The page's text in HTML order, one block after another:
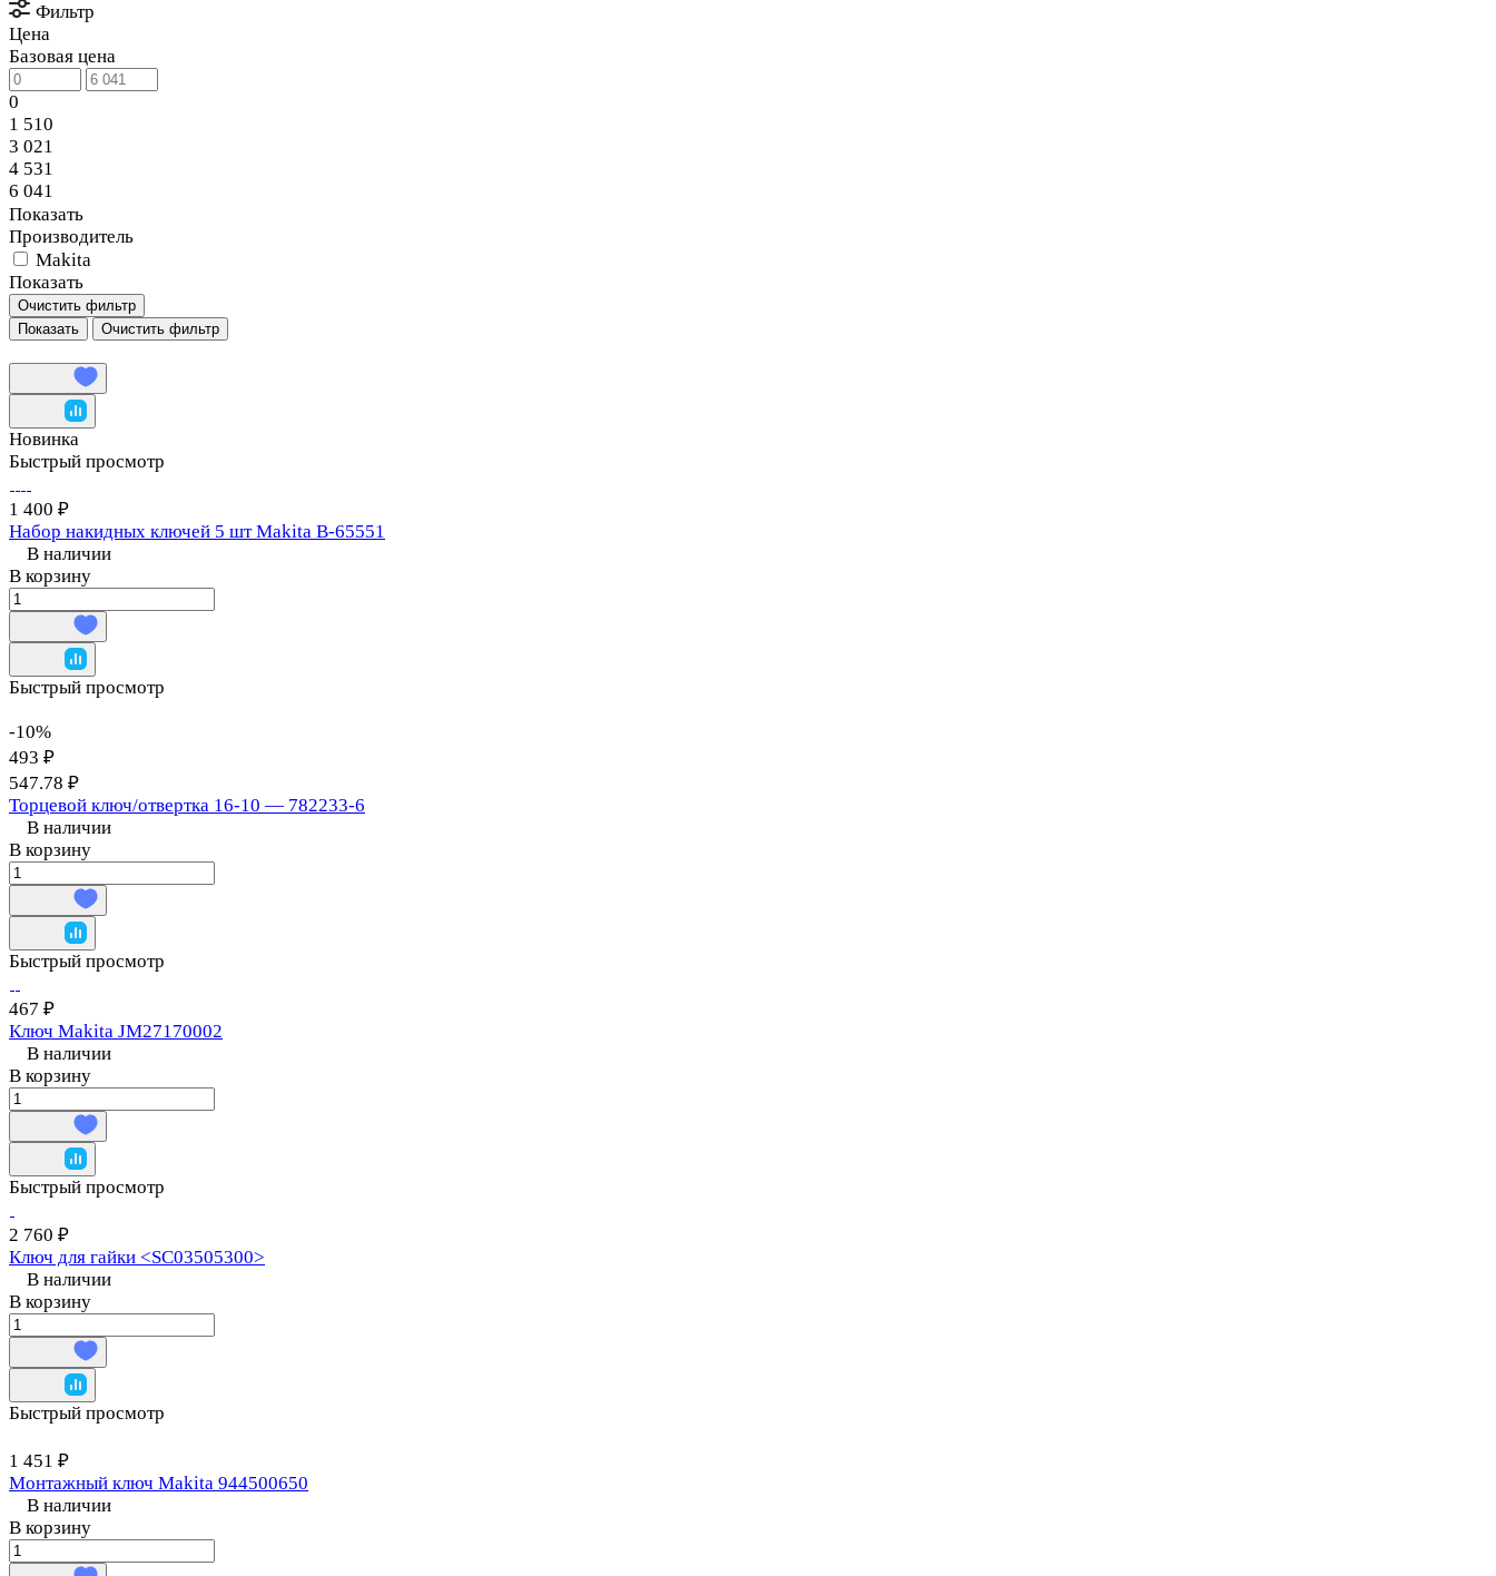
Фильтр
Цена
Базовая цена
0
1 510
3 021
4 531
6 041
Показать
Производитель
Makita
Показать
Очистить фильтр
Очистить фильтр
Новинка
Быстрый просмотр
1 400 ₽
Набор накидных ключей 5 шт Makita B-65551
В наличии
В корзину
Быстрый просмотр
-10%
493 ₽
547.78 ₽
Торцевой ключ/отвертка 16-10 — 782233-6
В наличии
В корзину
Быстрый просмотр
467 ₽
Ключ Makita JM27170002
В наличии
В корзину
Быстрый просмотр
2 760 ₽
Ключ для гайки <SC03505300>
В наличии
В корзину
Быстрый просмотр
1 451 ₽
Монтажный ключ Makita 944500650
В наличии
В корзину